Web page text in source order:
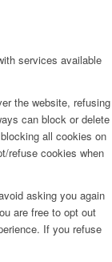
services available
the website, refusing
can block or delete
all cookies on
refuse cookies when
asking you again
are free to opt out
If you refuse